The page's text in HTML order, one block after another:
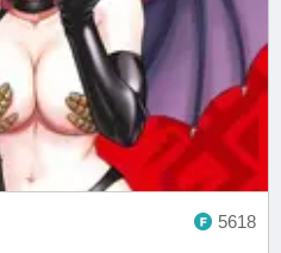
5618